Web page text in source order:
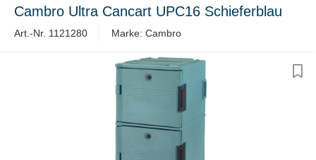
Cambro Ultra Cancart UPC16 Schieferblau
Art.-Nr. 1121280 Marke: Cambro